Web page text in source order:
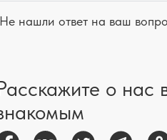
Не нашли ответ на ваш
о нас